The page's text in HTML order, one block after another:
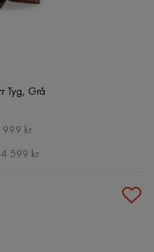
Tyg, Grå
999 kr
599 kr